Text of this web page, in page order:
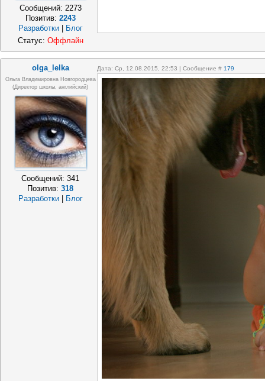
Сообщений: 2273
Позитив: 2243
Разработки | Блог
Статус: Оффлайн
olga_lelka Дата: Ср, 12.08.2015, 22:53 | Сообщение # 179
Ольга Владимировна Новгородцева
(директор школы, английский)
Сообщений:341
Позитив:318
Разработки
Блог